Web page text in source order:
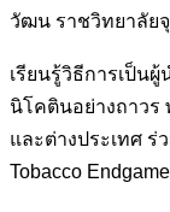
วัฒน ราชวิทยาลัย
เรียนรู้วิธีการเป็นผู้
นิโคตินอย่างถาวร
และต่างประเทศ
Tobacco